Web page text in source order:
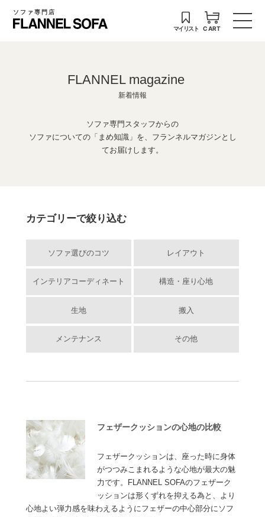
ソファ専門店
マイリスト CART
FLANNEL magazine
新着情報
ソファ専門スタッフからの
ソファについての「まめ知識」を、フランネルマガジンとし
てお届けします。
カテゴリーで絞り込む
ソファ選びのコツ レイアウト
インテリアコーディネート 構造・座り心地
生地 搬入
メンテナンス その他
フェザークッションの心地の比較
フェザークッションは、座った時に身体
がつつみこまれるような心地が最大の魅
力です。FLANNEL SOFAのフェザーク
ッションは形くずれを抑える為と、より
心地よい弾力感を味わえるようにフェザーの中心部分にソフ